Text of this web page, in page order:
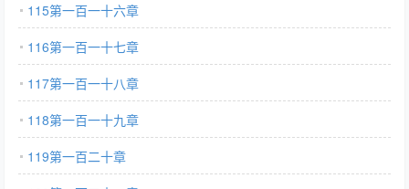
115第一百一十六章
116第一百一十七章
117第一百一十八章
118第一百一十九章
119第一百二十章